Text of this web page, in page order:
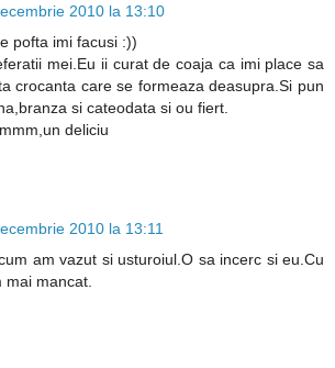
2010 la 13:10
pofta imi facusi :))
mei.Eu ii curat de coaja ca imi place sa
crocanta care se formeaza deasupra.Si pun
si cateodata si ou fiert.
deliciu
2010 la 13:11
am vazut si usturoiul.O sa incerc si eu.Cu
mai mancat.